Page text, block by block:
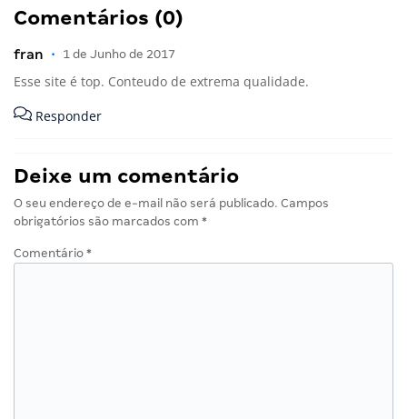
Comentários (0)
fran • 1 de Junho de 2017
Esse site é top. Conteudo de extrema qualidade.
Responder
Deixe um comentário
O seu endereço de e-mail não será publicado. Campos
obrigatórios são marcados com *
Comentário *